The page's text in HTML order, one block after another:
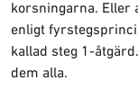
korsningarna. Eller
enligt
kallad steg 1-
dem alla.